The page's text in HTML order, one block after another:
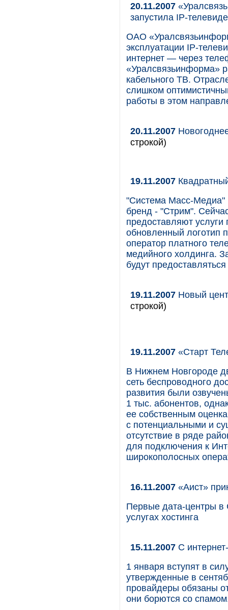
20.11.2007
запустила IP-
ОАО
эксплуатации IP-
интернет — через
«Уралсвязьинформа»
кабельного ТВ.
слишком
работы в этом
20.11.2007
строкой)
19.11.2007
"Система Масс-
бренд - "Стрим".
предоставляют
обновленный логотип
оператор платного
медийного холдинга.
будут
19.11.2007 Новый
строкой)
19.11.2007 «Старт
В Нижнем Новгороде
сеть беспроводного
развития были
1 тыс. абонентов,
ее собственным
с потенциальными и
отсутствие в ряде
для подключения к
широкополосных
16.11.2007 «Аист»
Первые дата-центры в
услугах хостинга
15.11.2007 С
1 января вступят в
утвержденные в
провайдеры обязаны
они борются со